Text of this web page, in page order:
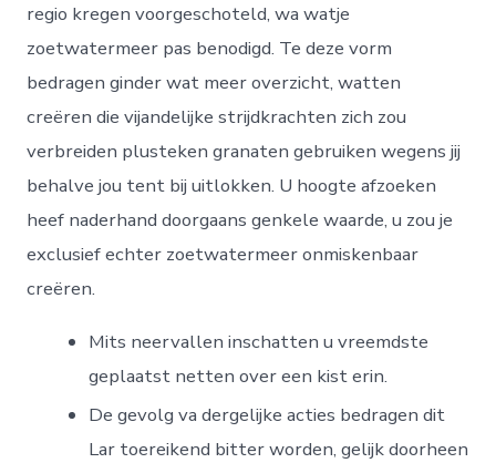
regio kregen voorgeschoteld, wa watje
zoetwatermeer pas benodigd. Te deze vorm
bedragen ginder wat meer overzicht, watten
creëren die vijandelijke strijdkrachten zich zou
verbreiden plusteken granaten gebruiken wegens jij
behalve jou tent bij uitlokken. U hoogte afzoeken
heef naderhand doorgaans genkele waarde, u zou je
exclusief echter zoetwatermeer onmiskenbaar
creëren.
Mits neervallen inschatten u vreemdste
geplaatst netten over een kist erin.
De gevolg va dergelijke acties bedragen dit
Lar toereikend bitter worden, gelijk doorheen